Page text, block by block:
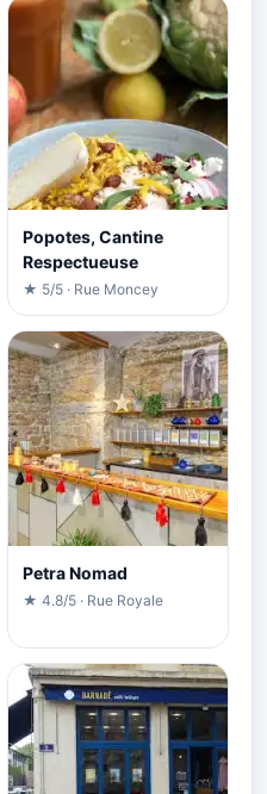
Popotes, Cantine
Respectueuse
★ 5/5 · Rue Moncey
Petra Nomad
★ 4.8/5 · Rue Royale